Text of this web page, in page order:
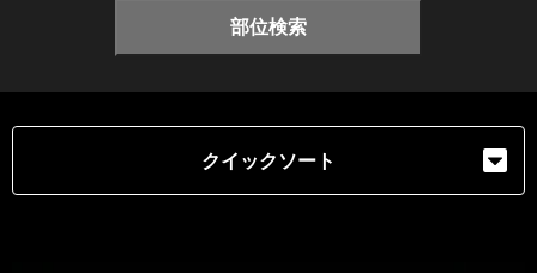
部位検索
クイックソート